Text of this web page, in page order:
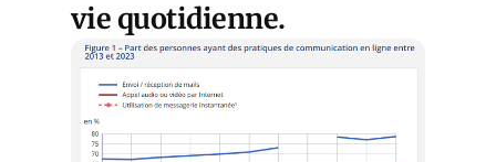
vie quotidienne.